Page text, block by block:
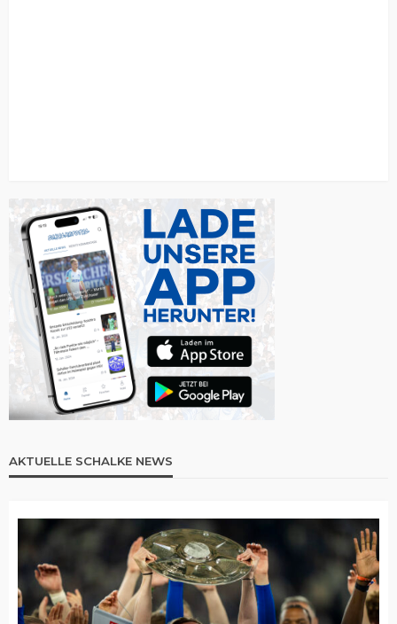
AKTUELLE SCHALKE NEWS